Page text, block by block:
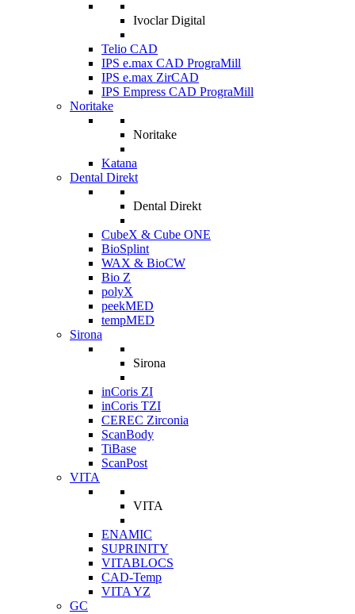
Ivoclar Digital
Telio CAD
IPS e.max CAD PrograMill
IPS e.max ZirCAD
IPS Empress CAD PrograMill
Noritake
Noritake
Katana
Dental Direkt
Dental Direkt
CubeX & Cube ONE
BioSplint
WAX & BioCW
Bio Z
polyX
peekMED
tempMED
Sirona
Sirona
inCoris ZI
inCoris TZI
CEREC Zirconia
ScanBody
TiBase
ScanPost
VITA
VITA
ENAMIC
SUPRINITY
VITABLOCS
CAD-Temp
VITA YZ
GC